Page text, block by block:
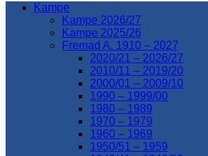
Kampe
Kampe 2026/27
Kampe 2025/26
Fremad A. 1910 – 2027
2020/21 – 2026/27
2010/11 – 2019/20
2000/01 – 2009/10
1990 – 1999/00
1980 – 1989
1970 – 1979
1960 – 1969
1950/51 – 1959